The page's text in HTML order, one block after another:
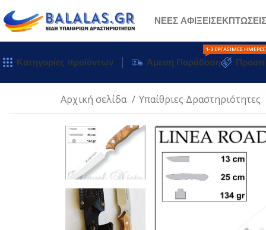
ΝΕΕΣ ΑΦΙΞΕΙΣΕΚΠΤΩΣΕΙΣ
Κατηγορίες προϊόντων Άμεση Παράδοση
1-3 ΕΡΓΆΣΙΜΕΣ ΗΜΈΡΕΣ
Αρχική σελίδα Υπαίθριες Δραστηριότητες